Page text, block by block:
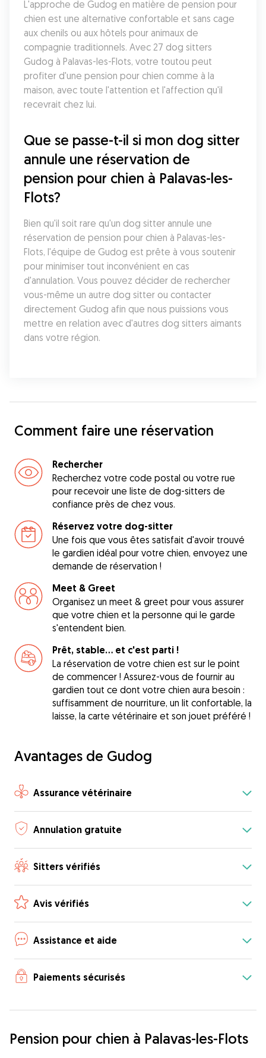
L'approche de Gudog en matière de pension pour
chien est une alternative confortable et sans cage
aux chenils ou aux hôtels pour animaux de
compagnie traditionnels. Avec 27 dog sitters
Gudog à Palavas-les-Flots, votre toutou peut
profiter d'une pension pour chien comme à la
maison, avec toute l'attention et l'affection qu'il
recevrait chez lui.
Que se passe-t-il si mon dog sitter
annule une réservation de
pension pour chien à Palavas-les-
Flots?
Bien qu'il soit rare qu'un dog sitter annule une
réservation de pension pour chien à Palavas-les-
Flots, l'équipe de Gudog est prête à vous soutenir
pour minimiser tout inconvénient en cas
d'annulation. Vous pouvez décider de rechercher
vous-même un autre dog sitter ou contacter
directement Gudog afin que nous puissions vous
mettre en relation avec d'autres dog sitters aimants
dans votre région.
Comment faire une réservation
Rechercher
Recherchez votre code postal ou votre rue
pour recevoir une liste de dog-sitters de
confiance près de chez vous.
Réservez votre dog-sitter
Une fois que vous êtes satisfait d'avoir trouvé
le gardien idéal pour votre chien, envoyez une
demande de réservation !
Meet & Greet
Organisez un meet & greet pour vous assurer
que votre chien et la personne qui le garde
s'entendent bien.
Prêt, stable... et c'est parti !
La réservation de votre chien est sur le point
de commencer ! Assurez-vous de fournir au
gardien tout ce dont votre chien aura besoin :
suffisamment de nourriture, un lit confortable, la
laisse, la carte vétérinaire et son jouet préféré !
Avantages de Gudog
Assurance vétérinaire
Annulation gratuite
Sitters vérifiés
Avis vérifiés
Assistance et aide
Paiements sécurisés
Pension pour chien à Palavas-les-Flots